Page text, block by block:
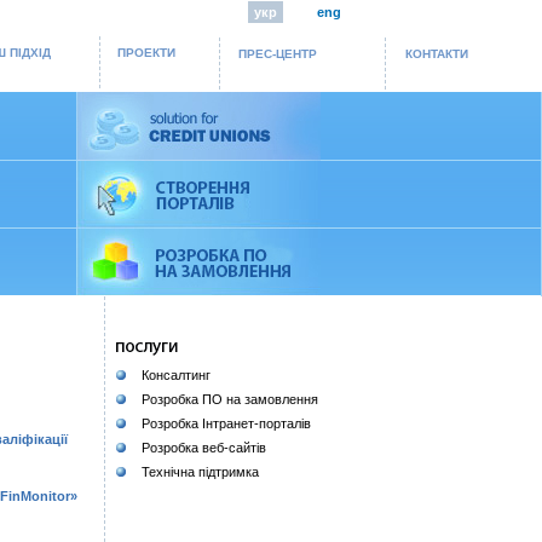
ПІДХІД ПРОЕКТИ
укр eng
ПРЕС-ЦЕНТР КОНТАКТИ
Консалтинг
Розробка ПО на замовлення
Розробка Інтранет-порталів
Розробка веб-сайтів
Технічна підтримка